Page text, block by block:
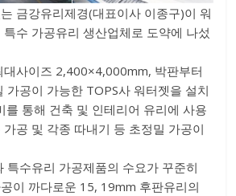
금강유리제경(대표이사 이종구)이 워
수 가공유리 생산업체로 도약에 나섰
대사이즈 2,400×4,000mm, 박판부터
가공이 가능한 TOPS사 워터젯을 설치
를 통해 건축 및 인테리어 유리에 사용
공 및 각종 따내기 등 초정밀 가공이
특수유리 가공제품의 수요가 꾸준히
이 까다로운 15, 19mm 후판유리의